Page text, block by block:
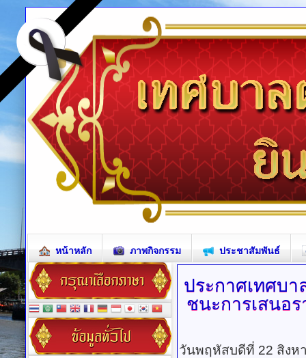
หน้าหลัก ภาพกิจกรรม ประชาสัมพันธ์
ประกาศเทศบ
ชนะการเสนอ
วันพฤหัสบดีที่ 22 สิงห